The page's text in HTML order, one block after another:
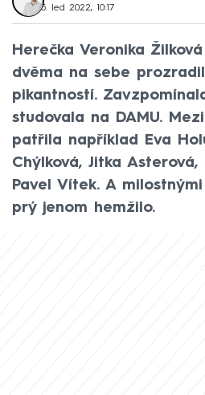
5. led 2022, 10:17
Herečka Veronika
dvěma na sebe
pikantností.
studovala na DAMU.
patřila například Eva
Chýlková, Jitka
Pavel Vítek. A
prý jenom hemžilo.